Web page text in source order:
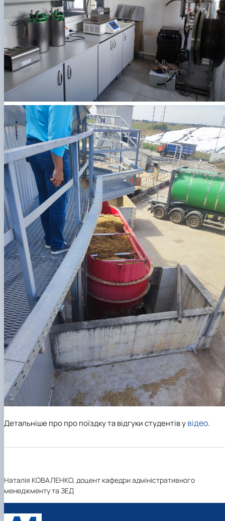
Детальніше про про поїздку та відгуки студентів увідео.
Наталія КОВАЛЕНКО, доцент кафедри адміністративного
менеджменту та ЗЕД